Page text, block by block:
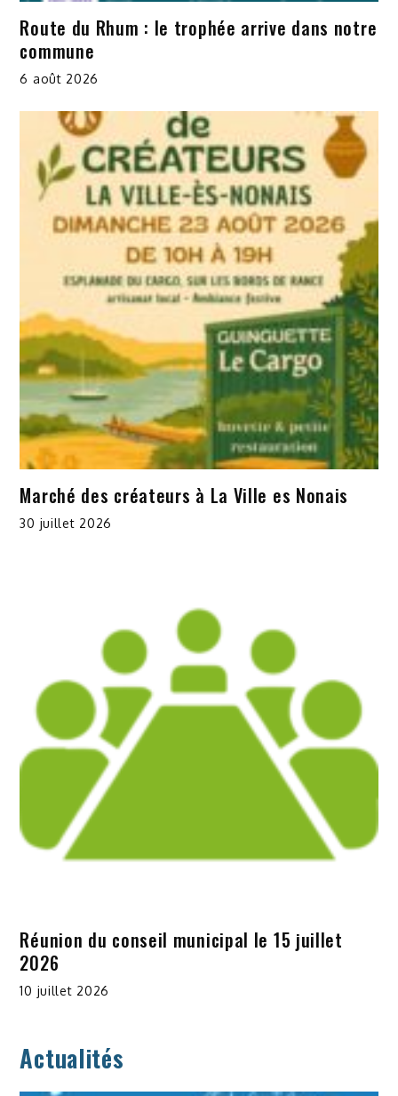
Route du Rhum : le trophée arrive dans notre
commune
6 août 2026
Marché des créateurs à La Ville es Nonais
30 juillet 2026
Réunion du conseil municipal le 15 juillet
2026
10 juillet 2026
Actualités